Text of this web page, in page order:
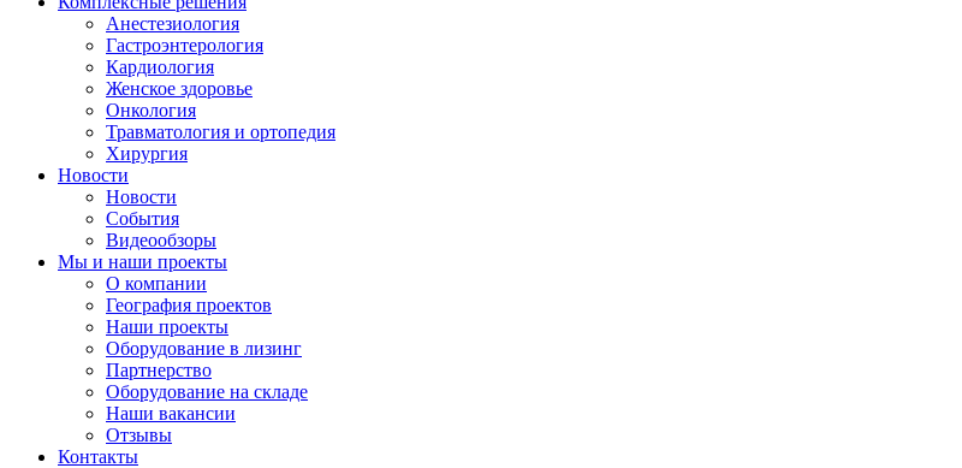
Анестезиология
Гастроэнтерология
Кардиология
Женское здоровье
Онкология
Травматология и ортопедия
Хирургия
Новости
Новости
События
Видеообзоры
Мы и наши проекты
О компании
География проектов
Наши проекты
Оборудование в лизинг
Партнерство
Оборудование на складе
Наши вакансии
Отзывы
Контакты